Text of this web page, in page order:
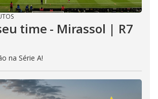
time - Mirassol | R7
na Série A!